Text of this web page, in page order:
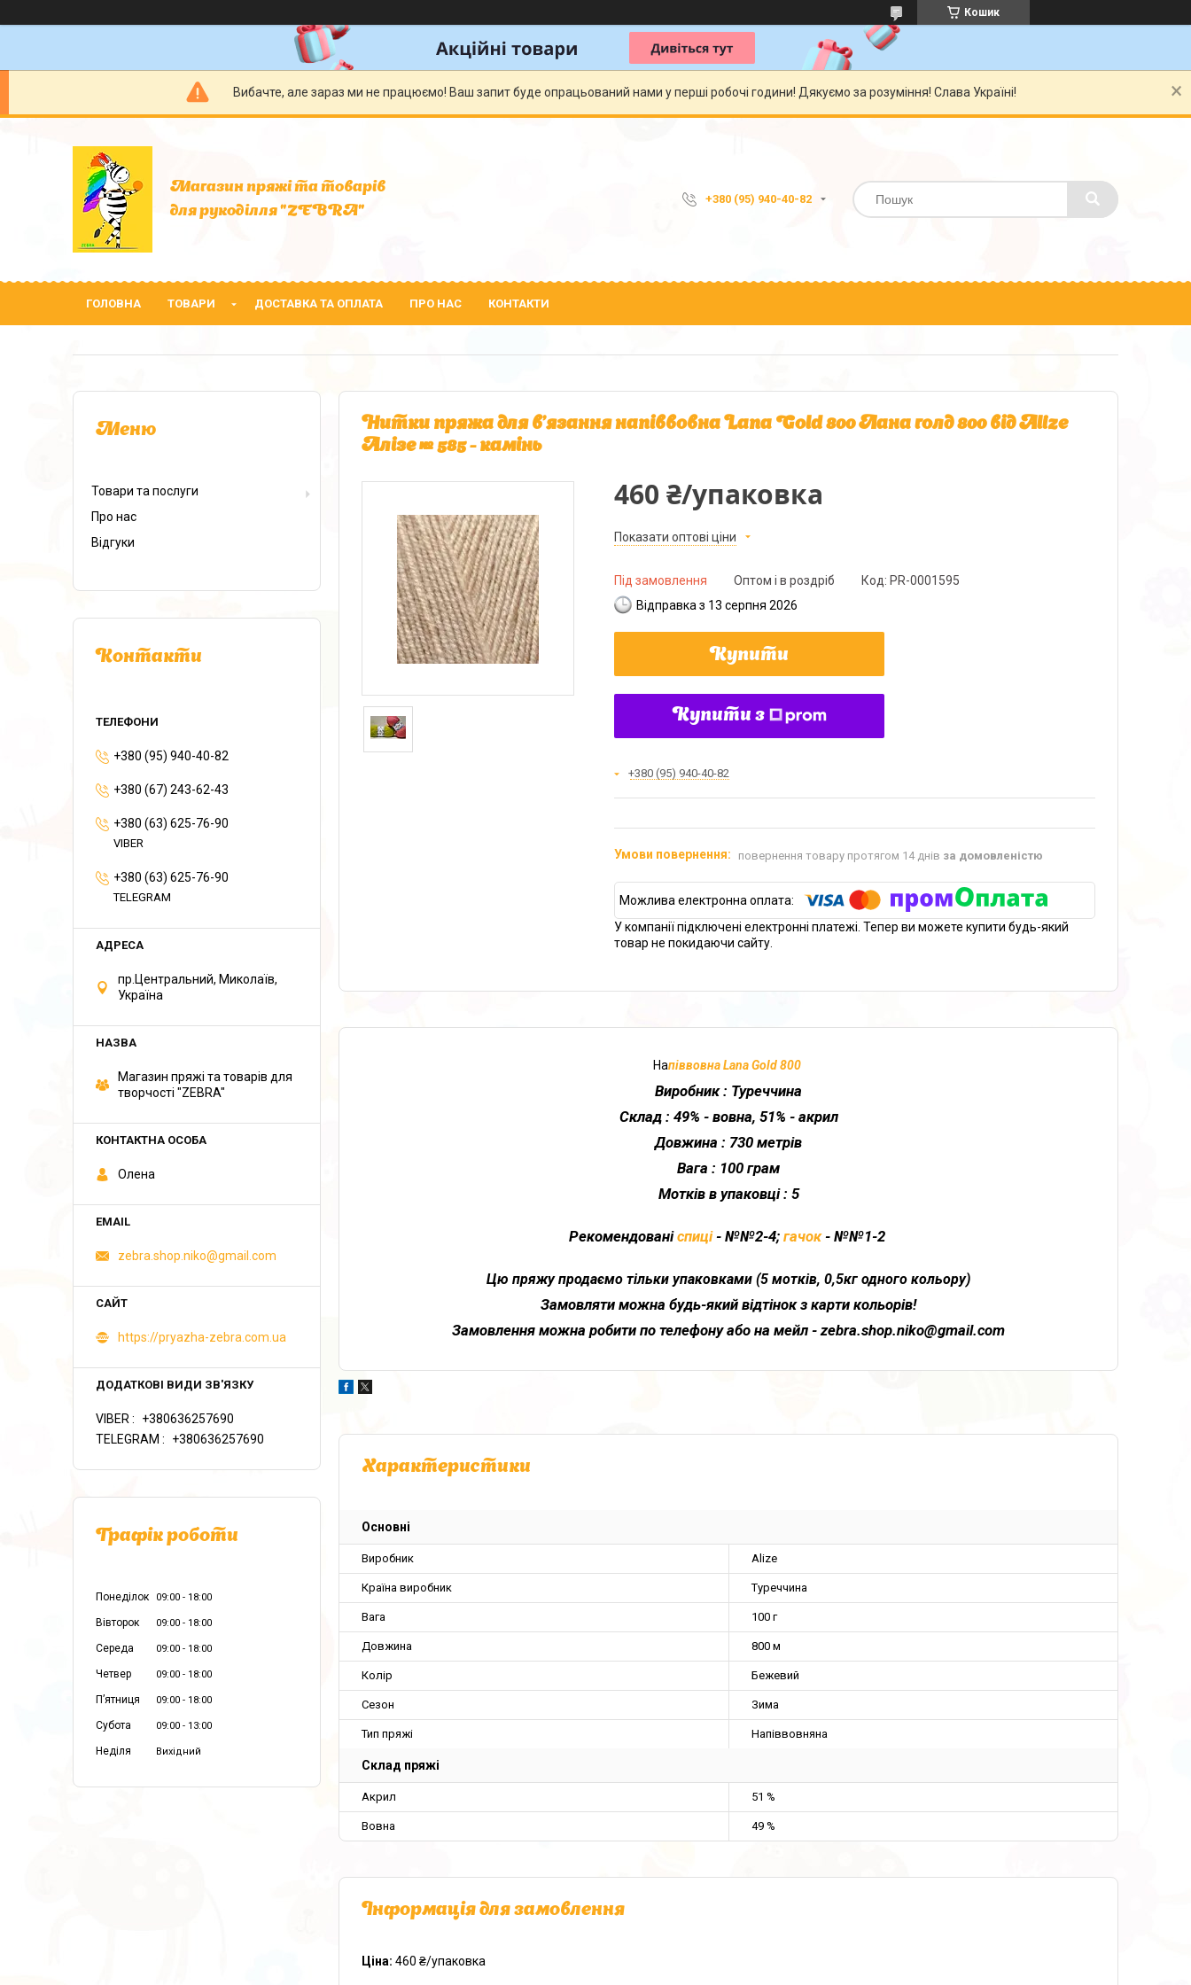
Кошик
Вибачте, але зараз ми не працюємо! Ваш запит буде опрацьований нами у перші робочі години! Дякуємо за розуміння! Слава Україні!
Магазин пряжі та товарів
для рукоділля "ZEBRA"
+380 (95) 940-40-82
ГОЛОВНА ТОВАРИ ДОСТАВКА ТА ОПЛАТА ПРО НАС КОНТАКТИ
Нитки пряжа для в'язання напіввовна Lana Gold 800 Лана голд 800 від Alize
Алізе № 585 - камінь
460 ₴/упаковка
Показати оптові ціни
Під замовлення Оптом і в роздріб Код: PR-0001595
Відправка з 13 серпня 2026
Купити
Купити з
+380 (95) 940-40-82
повернення товару протягом 14 днів за домовленістю
У компанії підключені електронні платежі. Тепер ви можете купити будь-який
товар не покидаючи сайту.
Напіввовна Lana Gold 800
Виробник: Туреччина
Склад : 49% - вовна, 51% - акрил
Довжина : 730 метрів
Вага : 100 грам
Мотків в упаковці: 5
Рекомендованіспиці- №№2-4; гачок- №№1-2
Цю пряжу продаємо тільки упаковками (5 мотків, 0,5кг одного кольору)
Замовляти можна будь-який відтінок з карти кольорів!
Замовлення можна робити по телефону або на мейл - zebra.shop.niko@gmail.com
Характеристики
Основні
Виробник Alize
Країна виробник Туреччина
Вага 100 г
Довжина 800 м
Колір Бежевий
Сезон Зима
Тип пряжі Напіввовняна
Склад пряжі
Акрил 51 %
Вовна 49 %
Інформація для замовлення
Ціна: 460 ₴/упаковка
Товари та послуги
Про нас
Відгуки
Контакти
+380 (95) 940-40-82
+380 (67) 243-62-43
+380 (63) 625-76-90
VIBER
+380 (63) 625-76-90
TELEGRAM
пр.Центральний, Миколаїв,
Україна
Магазин пряжі та товарів для
творчості "ZEBRA"
Олена
zebra.shop.niko@gmail.com
https://pryazha-zebra.com.ua
VIBER
+380636257690
TELEGRAM
+380636257690
Графік роботи
Понеділок 09:00 18:00
Вівторок 09:00 18:00
Середа 09:00 18:00
Четвер 09:00 18:00
Пʼятниця 09:00 18:00
Субота 09:00 13:00
Неділя Вихідний